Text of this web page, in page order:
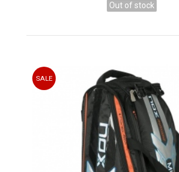
Out of stock
SALE